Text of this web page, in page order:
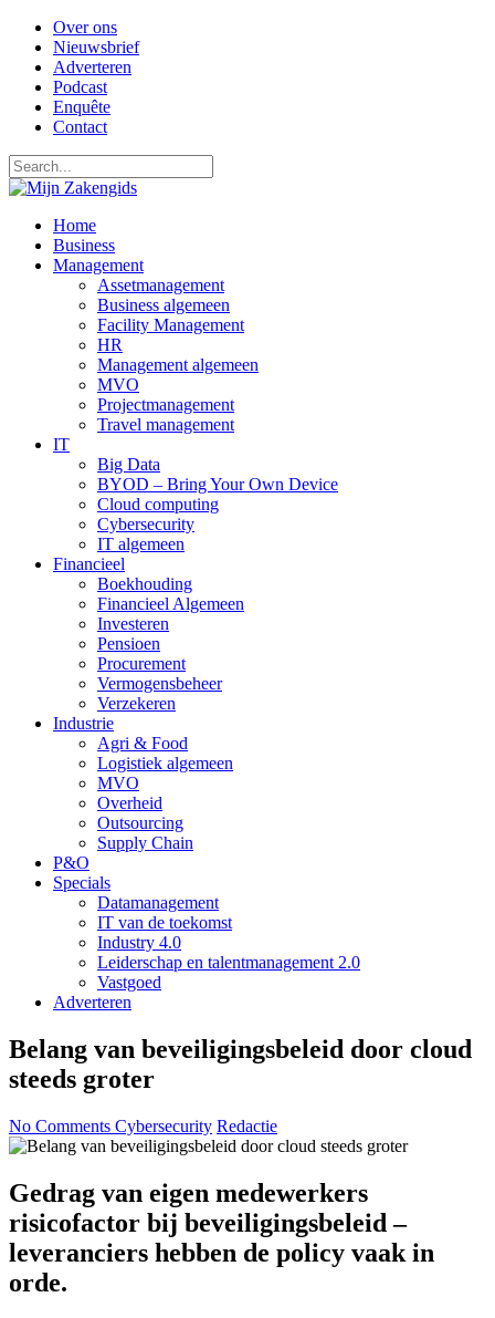
Over ons
Nieuwsbrief
Adverteren
Podcast
Enquête
Contact
Home
Business
Management
Assetmanagement
Business algemeen
Facility Management
HR
Management algemeen
MVO
Projectmanagement
Travel management
IT
Big Data
BYOD – Bring Your Own Device
Cloud computing
Cybersecurity
IT algemeen
Financieel
Boekhouding
Financieel Algemeen
Investeren
Pensioen
Procurement
Vermogensbeheer
Verzekeren
Industrie
Agri & Food
Logistiek algemeen
MVO
Overheid
Outsourcing
Supply Chain
P&O
Specials
Datamanagement
IT van de toekomst
Industry 4.0
Leiderschap en talentmanagement 2.0
Vastgoed
Adverteren
Belang van beveiligingsbeleid door cloud
steeds groter
No Comments Cybersecurity Redactie
Gedrag van eigen medewerkers
risicofactor bij beveiligingsbeleid –
leveranciers hebben de policy vaak in
orde.